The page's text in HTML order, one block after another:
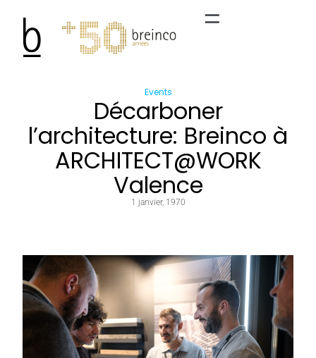
Events
Décarboner
l’architecture: Breinco à
ARCHITECT@WORK
Valence
1 janvier, 1970